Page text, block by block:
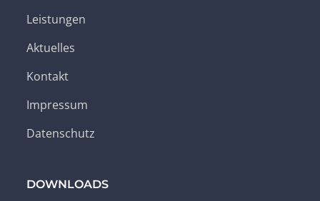
Leistungen
Aktuelles
Kontakt
Impressum
Datenschutz
DOWNLOADS